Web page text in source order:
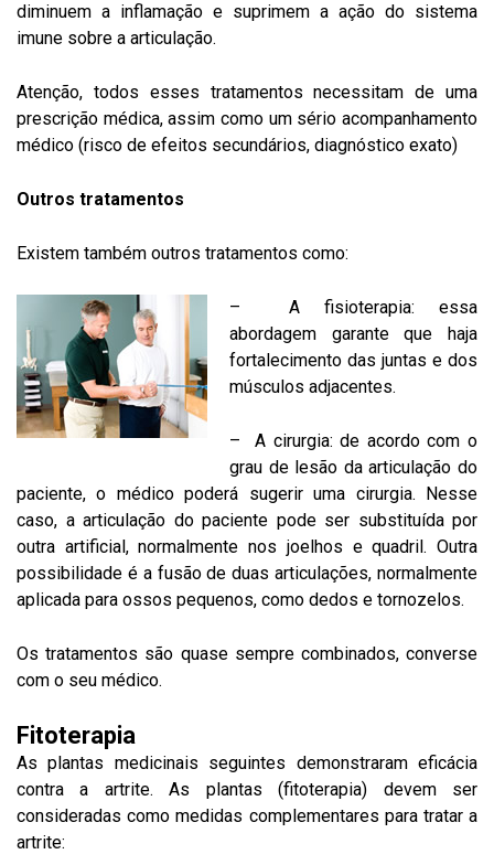
diminuem a inflamação e suprimem a ação do sistema
imune sobre a articulação.
Atenção, todos esses tratamentos necessitam de uma
prescrição médica, assim como um sério acompanhamento
médico (risco de efeitos secundários, diagnóstico exato)
Outros tratamentos
Existem também outros tratamentos como:
– A fisioterapia: essa
abordagem garante que haja
fortalecimento das juntas e dos
músculos adjacentes.
– A cirurgia: de acordo com o
grau de lesão da articulação do
paciente, o médico poderá sugerir uma cirurgia. Nesse
caso, a articulação do paciente pode ser substituída por
outra artificial, normalmente nos joelhos e quadril. Outra
possibilidade é a fusão de duas articulações, normalmente
aplicada para ossos pequenos, como dedos e tornozelos.
Os tratamentos são quase sempre combinados, converse
com o seu médico.
Fitoterapia
As plantas medicinais seguintes demonstraram eficácia
contra a artrite. As plantas (fitoterapia) devem ser
consideradas como medidas complementares para tratar a
artrite: